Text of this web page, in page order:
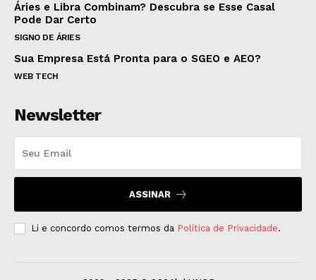
Áries e Libra Combinam? Descubra se Esse Casal
Pode Dar Certo
SIGNO DE ÁRIES
Sua Empresa Está Pronta para o SGEO e AEO?
WEB TECH
Newsletter
ASSINAR
Li e concordo comos termos da Política de Privacidade.